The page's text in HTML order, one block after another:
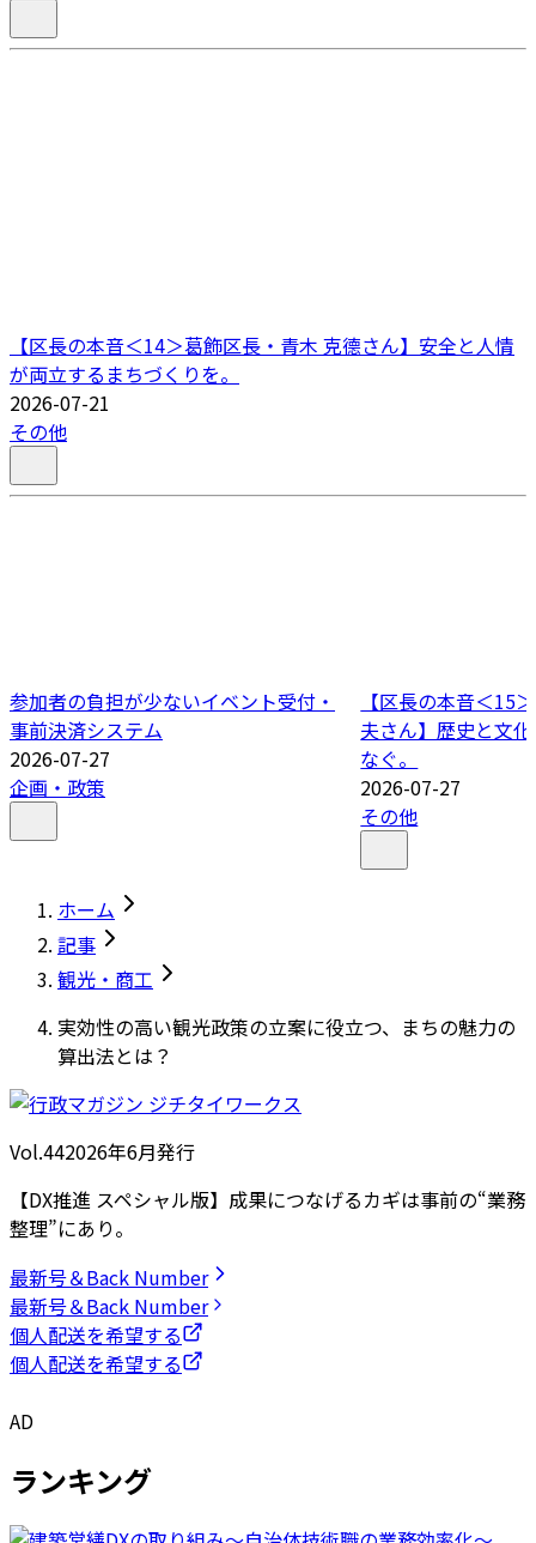
【区長の本音＜14＞葛飾区長・青木 克德さん】安全と人情
が両立するまちづくりを。
2026-07-21
その他
参加者の負担が少ないイベント受付・
事前決済システム
2026-07-27
企画・政策
【区長の本音＜15
夫さん】歴史と文
なぐ。
2026-07-27
その他
ホーム
記事
観光・商工
実効性の高い観光政策の立案に役立つ、まちの魅力の
算出法とは？
Vol.442026年6月発行
【DX推進 スペシャル版】成果につなげるカギは事前の“業務
整理”にあり。
最新号＆Back Number
最新号＆Back Number
個人配送を希望する
個人配送を希望する
AD
ランキング